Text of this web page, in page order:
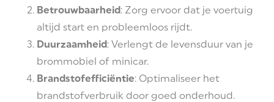
Betrouwbaarheid: Zorg ervoor dat je voertuig
altijd start en probleemloos rijdt.
Duurzaamheid: Verlengt de levensduur van je
brommobiel of minicar.
Brandstofefficiëntie: Optimaliseer het
brandstofverbruik door goed onderhoud.